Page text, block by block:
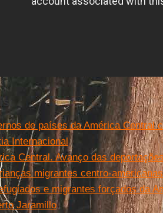
de países da América Central
Internacional
Central. Avanço das
migrantes centro-
e migrantes forçados da
Jaramillo